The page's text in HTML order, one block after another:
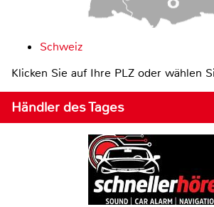
Schweiz
Klicken Sie auf Ihre PLZ oder wählen
Händler des Tages